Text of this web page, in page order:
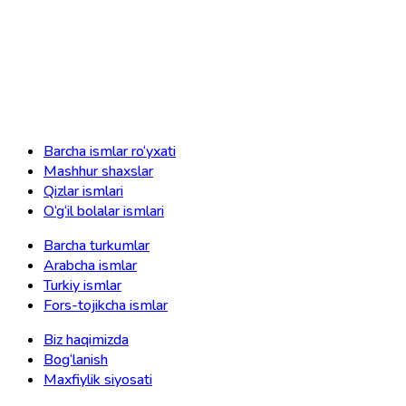
Barcha ismlar ro‘yxati
Mashhur shaxslar
Qizlar ismlari
O‘g‘il bolalar ismlari
Barcha turkumlar
Arabcha ismlar
Turkiy ismlar
Fors-tojikcha ismlar
Biz haqimizda
Bog‘lanish
Maxfiylik siyosati